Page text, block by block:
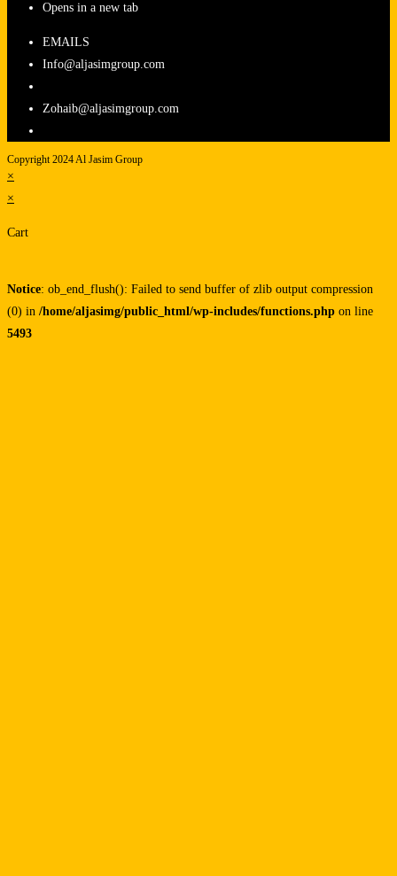
Opens in a new tab
EMAILS
Info@aljasimgroup.com
Zohaib@aljasimgroup.com
Copyright 2024 Al Jasim Group
×
×
Cart
Notice: ob_end_flush(): Failed to send buffer of zlib output compression
(0) in /home/aljasimg/public_html/wp-includes/functions.php on line
5493